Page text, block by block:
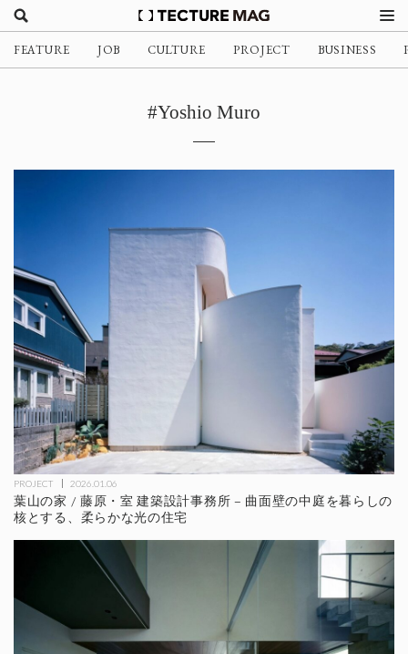
FEATURE JOB CULTURE PROJECT BUSINESS
#Yoshio Muro
PROJECT 2026.01.06
葉山の家 / 藤原・室 建築設計事務所 – 曲面壁の中庭を暮らしの
核とする、柔らかな光の住宅